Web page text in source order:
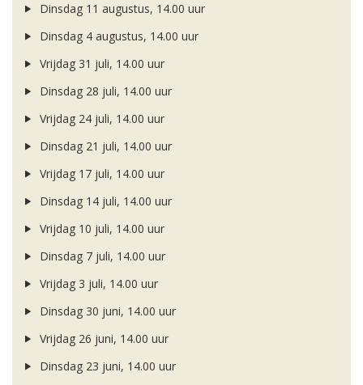
Dinsdag 11 augustus, 14.00 uur
Dinsdag 4 augustus, 14.00 uur
Vrijdag 31 juli, 14.00 uur
Dinsdag 28 juli, 14.00 uur
Vrijdag 24 juli, 14.00 uur
Dinsdag 21 juli, 14.00 uur
Vrijdag 17 juli, 14.00 uur
Dinsdag 14 juli, 14.00 uur
Vrijdag 10 juli, 14.00 uur
Dinsdag 7 juli, 14.00 uur
Vrijdag 3 juli, 14.00 uur
Dinsdag 30 juni, 14.00 uur
Vrijdag 26 juni, 14.00 uur
Dinsdag 23 juni, 14.00 uur